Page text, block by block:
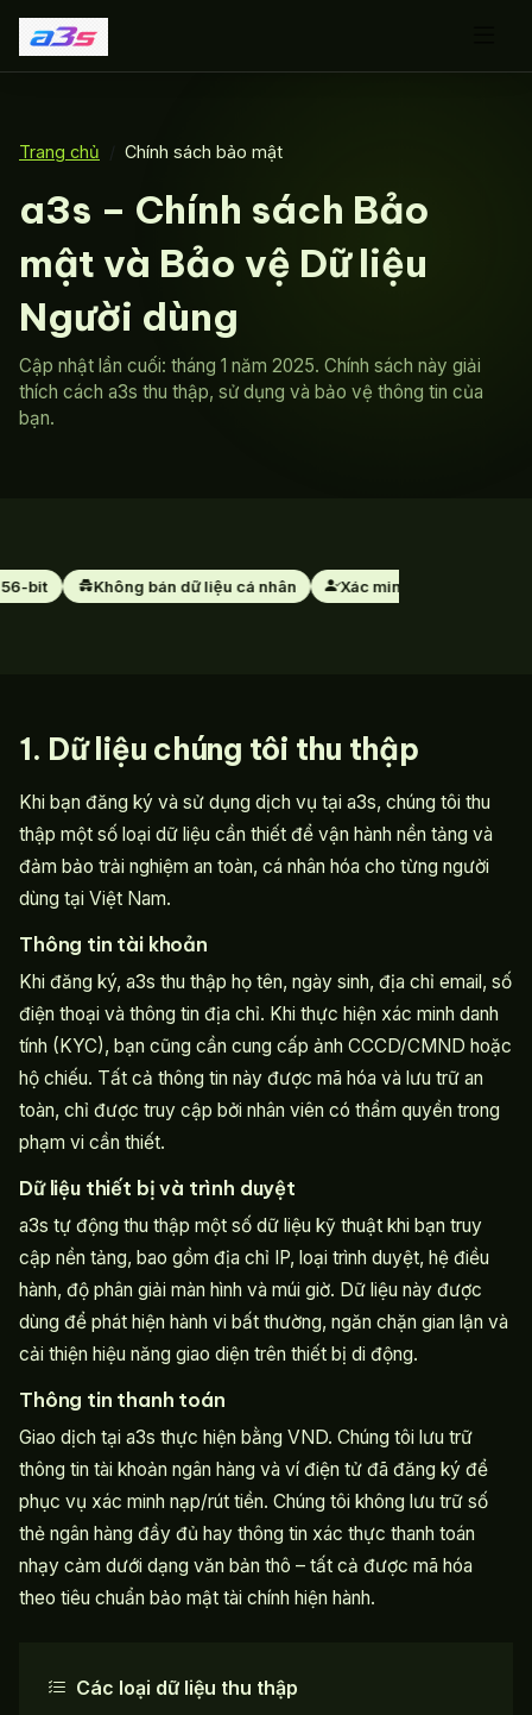
Trang chủ Chính sách bảo mật
a3s – Chính sách Bảo
mật và Bảo vệ Dữ liệu
Người dùng
Cập nhật lần cuối: tháng 1 năm 2025. Chính sách này giải
thích cách a3s thu thập, sử dụng và bảo vệ thông tin của
bạn.
bit Không bán dữ liệu cá nhân Xác minh KYC an toàn
1. Dữ liệu chúng tôi thu thập
Khi bạn đăng ký và sử dụng dịch vụ tại a3s, chúng tôi thu
thập một số loại dữ liệu cần thiết để vận hành nền tảng và
đảm bảo trải nghiệm an toàn, cá nhân hóa cho từng người
dùng tại Việt Nam.
Thông tin tài khoản
Khi đăng ký, a3s thu thập họ tên, ngày sinh, địa chỉ email, số
điện thoại và thông tin địa chỉ. Khi thực hiện xác minh danh
tính (KYC), bạn cũng cần cung cấp ảnh CCCD/CMND hoặc
hộ chiếu. Tất cả thông tin này được mã hóa và lưu trữ an
toàn, chỉ được truy cập bởi nhân viên có thẩm quyền trong
phạm vi cần thiết.
Dữ liệu thiết bị và trình duyệt
a3s tự động thu thập một số dữ liệu kỹ thuật khi bạn truy
cập nền tảng, bao gồm địa chỉ IP, loại trình duyệt, hệ điều
hành, độ phân giải màn hình và múi giờ. Dữ liệu này được
dùng để phát hiện hành vi bất thường, ngăn chặn gian lận và
cải thiện hiệu năng giao diện trên thiết bị di động.
Thông tin thanh toán
Giao dịch tại a3s thực hiện bằng VND. Chúng tôi lưu trữ
thông tin tài khoản ngân hàng và ví điện tử đã đăng ký để
phục vụ xác minh nạp/rút tiền. Chúng tôi không lưu trữ số
thẻ ngân hàng đầy đủ hay thông tin xác thực thanh toán
nhạy cảm dưới dạng văn bản thô – tất cả được mã hóa
theo tiêu chuẩn bảo mật tài chính hiện hành.
Các loại dữ liệu thu thập